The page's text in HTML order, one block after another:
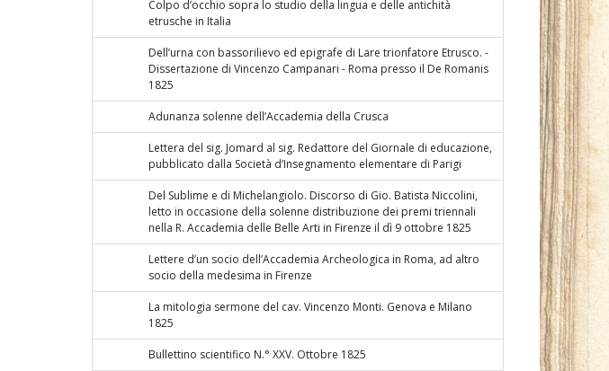
Colpo d’occhio sopra lo studio della lingua e delle antichità
etrusche in Italia
Dell’urna con bassorilievo ed epigrafe di Lare trionfatore Etrusco. -
Dissertazione di Vincenzo Campanari - Roma presso il De Romanis
1825
Adunanza solenne dell’Accademia della Crusca
Lettera del sig. Jomard al sig. Redattore del Giornale di educazione,
pubblicato dalla Società d’Insegnamento elementare di Parigi
Del Sublime e di Michelangiolo. Discorso di Gio. Batista Niccolini,
letto in occasione della solenne distribuzione dei premi triennali
nella R. Accademia delle Belle Arti in Firenze il dì 9 ottobre 1825
Lettere d’un socio dell’Accademia Archeologica in Roma, ad altro
socio della medesima in Firenze
La mitologia sermone del cav. Vincenzo Monti. Genova e Milano
1825
Bullettino scientifico N.° XXV. Ottobre 1825